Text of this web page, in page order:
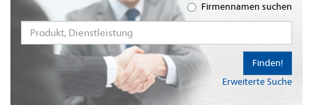
Firmennamen suchen
Erweiterte Suche
Finden!